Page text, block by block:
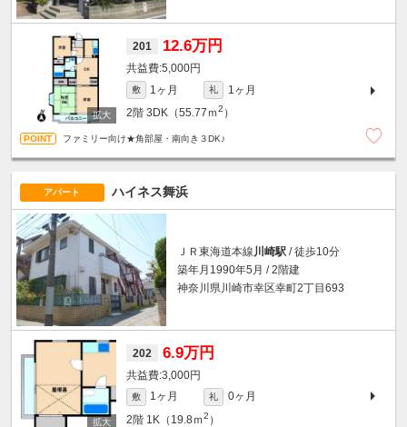
201 12.6万円
5,000円
敷 1ヶ月 礼
1ヶ月
2階 3DK（55.77ｍ2 ）
ファミリー向け★角部屋・南向き３DK♪
アパート ハイネス舞浜
ＪＲ東海道本線 川崎駅 / 徒歩10分
築年月1990年5月 / 2階建
神奈川県川崎市幸区幸町2丁目693
202 6.9万円
3,000円
敷 1ヶ月 礼
0ヶ月
2階 1K（19.8ｍ2 ）